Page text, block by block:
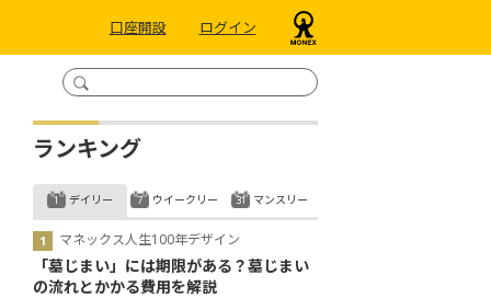
口座開設 ログイン
ランキング
デイリー
マネックス人生100年デザイン
「墓じまい」には期限がある？墓じまい
の流れとかかる費用を解説
ウイークリー マンスリー